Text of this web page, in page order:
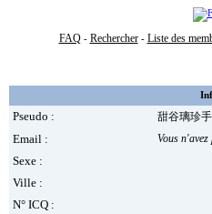
FAQ- Rechercher- Liste des
Pseudo : 甜谷璃珍手
Email : Vous
Sexe :
Ville :
N° ICQ :